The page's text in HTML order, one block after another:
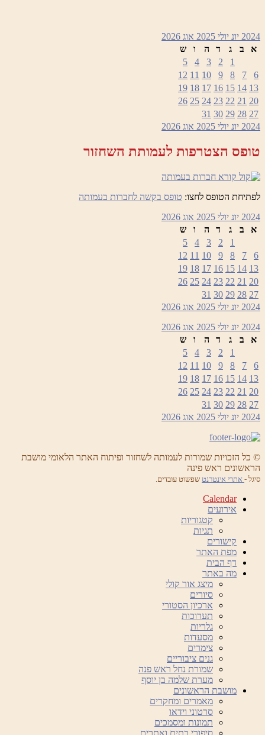
2024 יונ יולי 2025 אוג 2026
א
ב ג ד ה ו
ש
1
2
3
4
5
6
7
8
9
10
11
12
13
14
15
16
17
18
19
20
21
22
23
24
25
26
27
28
29
30
31
2024 יונ יולי 2025 אוג 2026
טופס הצטרפות לעמותת השחזור
לפתיחת הטופס לחצו: טופס בקשה לחברות בעמותה
2024 יונ יולי 2025 אוג 2026
א
ב ג ד ה ו
ש
1
2
3
4
5
6
7
8
9
10
11
12
13
14
15
16
17
18
19
20
21
22
23
24
25
26
27
28
29
30
31
2024 יונ יולי 2025 אוג 2026
2024 יונ יולי 2025 אוג 2026
א
ב ג ד ה ו
ש
1
2
3
4
5
6
7
8
9
10
11
12
13
14
15
16
17
18
19
20
21
22
23
24
25
26
27
28
29
30
31
2024 יונ יולי 2025 אוג 2026
© כל הזכויות שמורות לעמותה לשחזור ופיתוח האתר הלאומי מושבת
הראשונים ראש פינה
סיגל - אתרי אינטרנט שפשוט עובדים.
Calendar
אירועים
קטגוריות
תגיות
קישורים
מפת האתר
דף הבית
מה באתר
מיצג אור קולי
סיורים
ארכיון הסטורי
תערוכות
גלריות
מסעדות
צימרים
גנים ציבוריים
שמורת נחל ראש פנה
מערת שלמה בן יוסף
מושבת הראשונים
מאמרים ומחקרים
סרטוני וידאו
תמונות ומסמכים
סיפורי בתים ואתרים